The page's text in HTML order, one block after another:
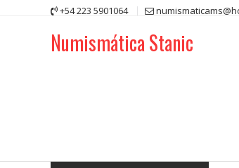
+54 223 5901064
Numismática Stanic